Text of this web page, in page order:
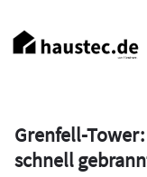
zum
Inhalt
Grenfell-
schnell